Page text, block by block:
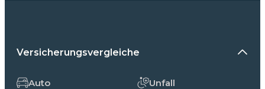
Versicherungsvergleiche
Auto
Unfall